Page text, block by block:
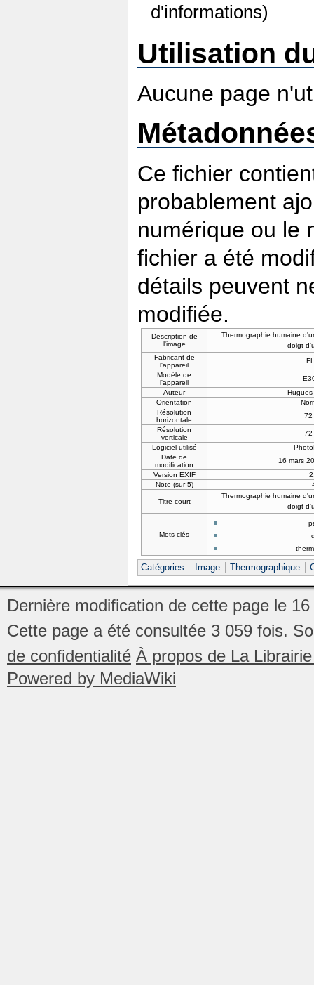
d'informations)
Utilisation
Aucune page
Ce fichier
probablement
numérique ou le
fichier a été
détails peuvent
modifiée.
Description de
l'image
Thermographie humaine
doigt
Fabricant de
l'appareil
Modèle de
l'appareil
Auteur
Hugues
Orientation
Résolution
horizontale
72
Résolution
verticale
72
Logiciel utilisé
Date de
modification
16 mars
Version EXIF
Note (sur 5)
Titre court
Thermographie humaine
doigt
Mots-clés
Catégories : Image Thermographique
Dernière modification de cette page le
Cette page a été consultée 3 059 fois.
de confidentialité À propos de La
Powered by MediaWiki